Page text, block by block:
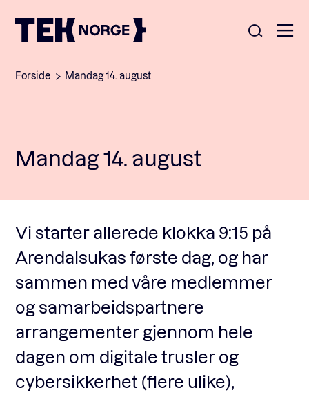
Nyheter
Møteplasser
Kontakt
English
POPULÆRE SØK:
Våre viktigste saker
Medlemskap
Ansatte
Fagforum
Forside Mandag 14. august
Mandag 14. august
Vi starter allerede klokka 9:15 på
Arendalsukas første dag, og har
sammen med våre medlemmer
og samarbeidspartnere
arrangementer gjennom hele
dagen om digitale trusler og
cybersikkerhet (flere ulike),